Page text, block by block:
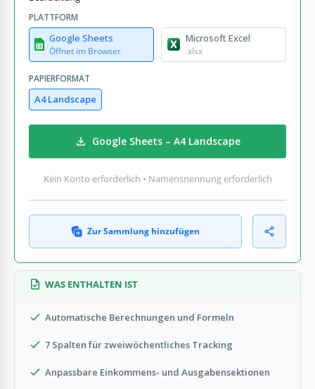
PLATTFORM
Google Sheets
Öffnet im Browser
Microsoft Excel
.xlsx
PAPIERFORMAT
A4 Landscape
Google Sheets – A4 Landscape
Kein Konto erforderlich • Namensnennung erforderlich
Zur Sammlung hinzufügen
WAS ENTHALTEN IST
Automatische Berechnungen und Formeln
7 Spalten für zweiwöchentliches Tracking
Anpassbare Einkommens- und Ausgabensektionen